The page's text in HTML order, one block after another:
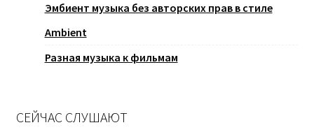
Эмбиент музыка без авторских прав в стиле
Ambient
Разная музыка к фильмам
СЕЙЧАС СЛУШАЮТ